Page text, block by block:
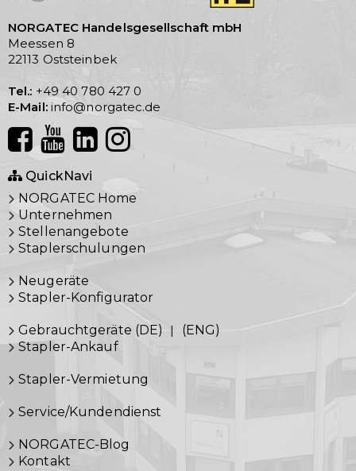
NORGATEC Handelsgesellschaft mbH
Meessen 8
22113 Oststeinbek
Tel.: +49 40 780 427 0
E-Mail: info@norgatec.de
QuickNavi
NORGATEC Home
Unternehmen
Stellenangebote
Staplerschulungen
Neugeräte
Stapler-Konfigurator
Gebrauchtgeräte (DE) |
(ENG)
Stapler-Ankauf
Stapler-Vermietung
Service/Kundendienst
NORGATEC-Blog
Kontakt